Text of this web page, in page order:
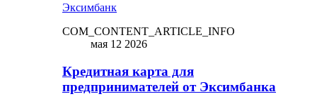
Эксимбанк
COM_CONTENT_ARTICLE_INFO
мая 12 2026
Кредитная карта для
предпринимателей от Эксимбанка